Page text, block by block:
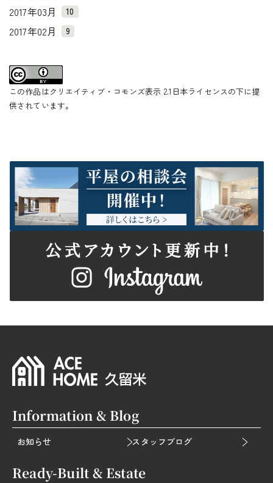
2017年03月 10
2017年02月 9
この作品はクリエイティブ・コモンズ表示 2.1日本ライセンスの下に提
供されています。
Information & Blog
お知らせ スタッフブログ
Ready-Built & Estate